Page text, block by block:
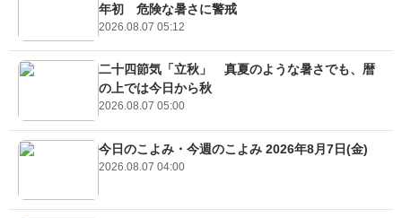
年初 危険な暑さに警戒
2026.08.07 05:12
二十四節気「立秋」 真夏のような暑さでも、暦
の上では今日から秋
2026.08.07 05:00
今日のこよみ・今週のこよみ 2026年8月7日(金)
2026.08.07 04:00